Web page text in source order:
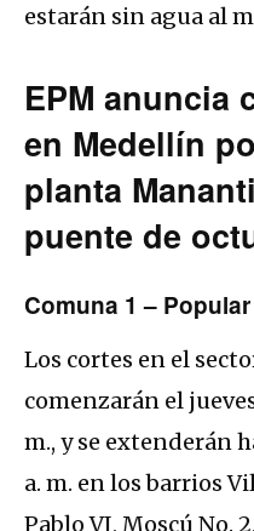
estarán sin agua al
EPM anuncia
en Medellín
planta
puente de
Comuna 1 – Popular
Los cortes en el
comenzarán el
m., y se extenderán
a. m. en los barrios
Pablo VI, Moscú No.